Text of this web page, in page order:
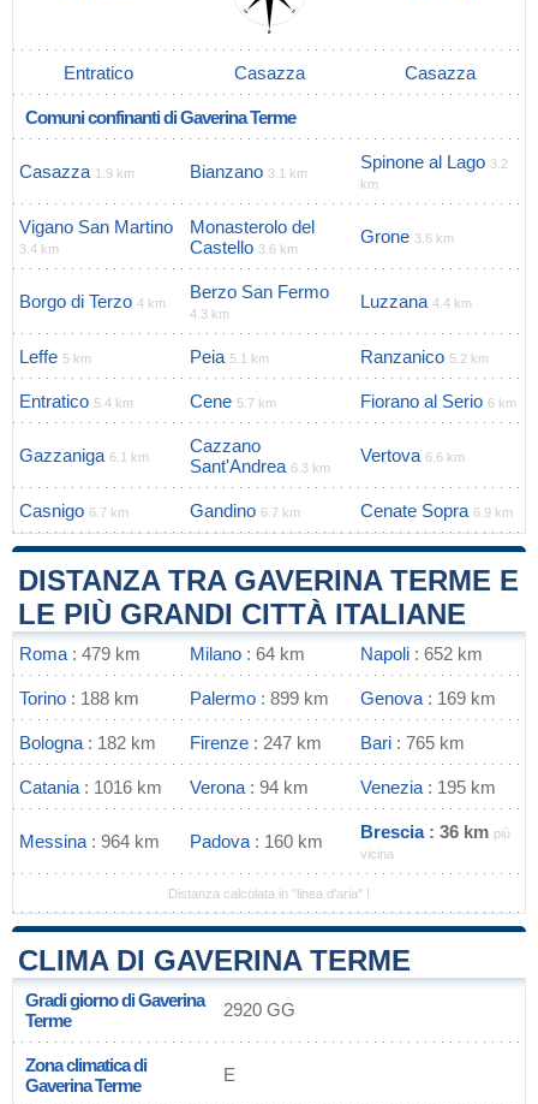
Entratico Casazza Casazza
Comuni confinanti di Gaverina Terme
Casazza 1.9 km Bianzano 3.1 km
Spinone al Lago 3.2
km
Vigano San Martino
3.4 km
Monasterolo del
Castello 3.6 km
Grone 3.6 km
Borgo di Terzo 4 km
Berzo San Fermo
4.3 km
Luzzana 4.4 km
Leffe 5 km Peia 5.1 km Ranzanico 5.2 km
Entratico 5.4 km Cene 5.7 km Fiorano al Serio 6 km
Gazzaniga 6.1 km
Cazzano
Sant'Andrea 6.3 km
Vertova 6.6 km
Casnigo 6.7 km Gandino 6.7 km Cenate Sopra 6.9 km
DISTANZA TRA GAVERINA TERME E
LE PIÙ GRANDI CITTÀ ITALIANE
Roma : 479 km Milano : 64 km Napoli : 652 km
Torino : 188 km Palermo : 899 km Genova : 169 km
Bologna : 182 km Firenze : 247 km Bari : 765 km
Catania : 1016 km Verona : 94 km Venezia : 195 km
Messina : 964 km Padova : 160 km Brescia: 36 km più
vicina
Distanza calcolata in "linea d'aria" !
CLIMA DI GAVERINA TERME
Gradi giorno di Gaverina
Terme
2920 GG
Zona climatica di
Gaverina Terme
E